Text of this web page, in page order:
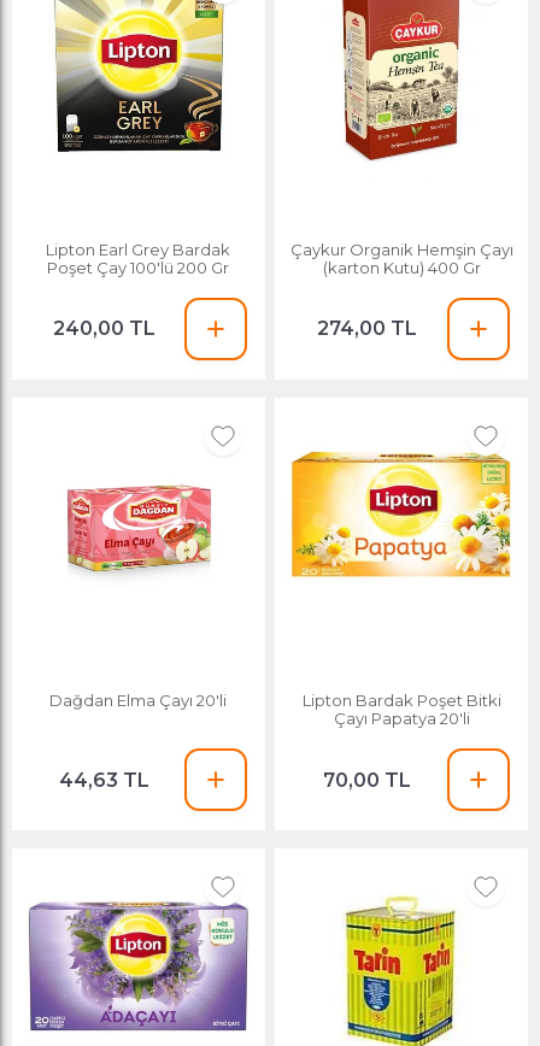
Lipton Earl Grey Bardak
Poşet Çay 100'lü 200 Gr
240,00 TL
Çaykur Organik Hemşin Çayı
(karton Kutu) 400 Gr
274,00 TL
Dağdan Elma Çayı 20'li
44,63 TL
Lipton Bardak Poşet Bitki
Çayı Papatya 20'li
70,00 TL